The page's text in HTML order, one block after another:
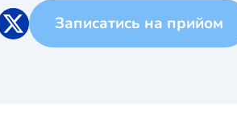
Записатись на прийом